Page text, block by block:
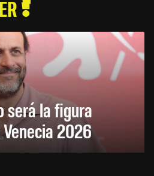
será la figura
2026